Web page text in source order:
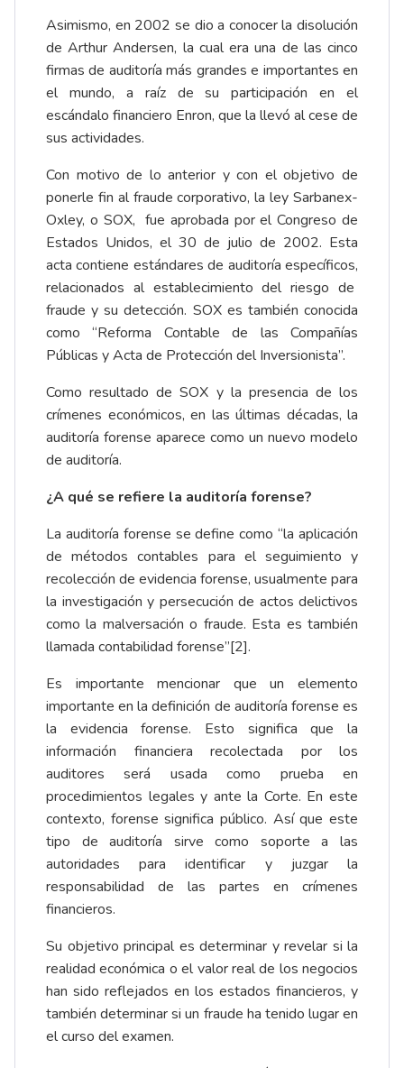
Asimismo, en 2002 se dio a conocer la disolución
de Arthur Andersen, la cual era una de las cinco
firmas de auditoría más grandes e importantes en
el mundo, a raíz de su participación en el
escándalo financiero Enron, que la llevó al cese de
sus actividades.
Con motivo de lo anterior y con el objetivo de
ponerle fin al fraude corporativo, la ley Sarbanex-
Oxley, o SOX, fue aprobada por el Congreso de
Estados Unidos, el 30 de julio de 2002. Esta
acta contiene estándares de auditoría específicos,
relacionados al establecimiento del riesgo de
fraude y su detección. SOX es también conocida
como “Reforma Contable de las Compañías
Públicas y Acta de Protección del Inversionista”.
Como resultado de SOX y la presencia de los
crímenes económicos, en las últimas décadas, la
auditoría forense aparece como un nuevo modelo
de auditoría.
¿A qué se refiere la auditoría forense?
La auditoría forense se define como “la aplicación
de métodos contables para el seguimiento y
recolección de evidencia forense, usualmente para
la investigación y persecución de actos delictivos
como la malversación o fraude. Esta es también
llamada contabilidad forense”[2].
Es importante mencionar que un elemento
importante en la definición de auditoría forense es
la evidencia forense. Esto significa que la
información financiera recolectada por los
auditores será usada como prueba en
procedimientos legales y ante la Corte. En este
contexto, forense significa público. Así que este
tipo de auditoría sirve como soporte a las
autoridades para identificar y juzgar la
responsabilidad de las partes en crímenes
financieros.
Su objetivo principal es determinar y revelar si la
realidad económica o el valor real de los negocios
han sido reflejados en los estados financieros, y
también determinar si un fraude ha tenido lugar en
el curso del examen.